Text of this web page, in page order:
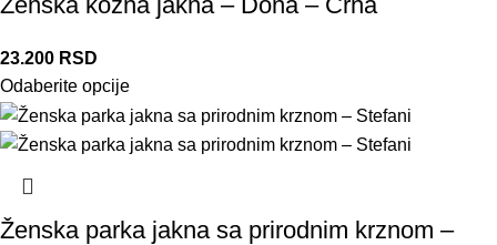
23.200 RSD
Odaberite opcije
Ženska parka jakna sa prirodnim krznom –